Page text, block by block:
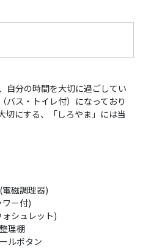
自分の時間を大切に過ごしてい
バス・トイレ付）になっており
切にする、「しろやま」には当
電磁調理器)
ワー付)
ォシュレット)
理棚
ルボタン